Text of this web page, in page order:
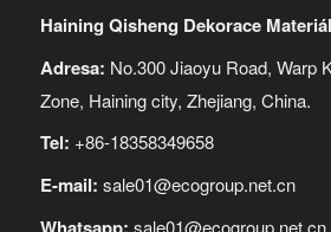
Haining Qisheng Dekorace
Adresa: No.300 Jiaoyu Road, Warp
Zone, Haining city, Zhejiang, China.
Tel: +86-18358349658
E-mail: sale01@ecogroup.net.cn
Whatsapp: sale01@ecogroup.net.cn